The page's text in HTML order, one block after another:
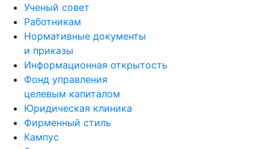
Ученый совет
Работникам
Нормативные документы
и приказы
Информационная открытость
Фонд управления
целевым капиталом
Юридическая клиника
Фирменный стиль
Кампус